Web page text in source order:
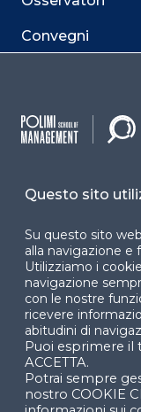
Convegni
Facebook
YouTube
Questo sito
Su questo sito
alla navigazione e
Utilizziamo i
navigazione
con le nostre
ricevere
abitudini di
Puoi esprimere il
ACCETTA.
Potrai sempre
nostro COOKIE